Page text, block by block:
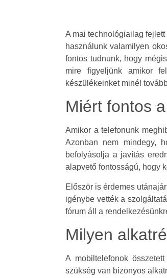
A mai technológiailag
használunk valamilyen
fontos tudnunk, hogy
mire figyeljünk amikor
készülékeinket minél
Miért fontos
Amikor a telefonunk
Azonban nem mindegy,
befolyásolja a javítás
alapvető fontosságú, hogy
Először is érdemes
igénybe vették a
fórum áll a
Milyen
A mobiltelefonok
szükség van bizonyos